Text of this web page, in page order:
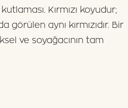
Kırmızı koyudur;
görülen aynı kırmızıdır. Bir
ve soyağacının tam